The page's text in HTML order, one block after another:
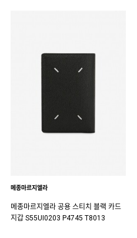
메종마르지엘라
메종마르지엘라 공용 스티치 블랙 카드
지갑 S55UI0203 P4745 T8013